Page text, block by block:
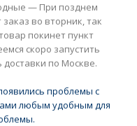
— При позднем
во вторник, так
покинет пункт
скоро запустить
доставки по Москве.
проблемы с
любым удобным для